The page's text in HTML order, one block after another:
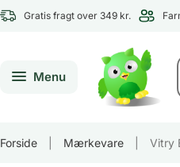
Gratis fragt over 349 kr.
Menu
Forside Mærkevare Vitry